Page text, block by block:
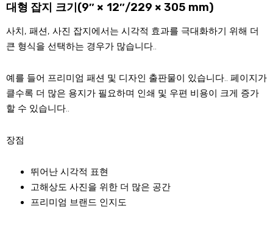
대형 잡지 크기(9″ × 12″/229 × 305 mm)
사치, 패션, 사진 잡지에서는 시각적 효과를 극대화하기 위해 더
큰 형식을 선택하는 경우가 많습니다..
예를 들어 프리미엄 패션 및 디자인 출판물이 있습니다.. 페이지가
클수록 더 많은 용지가 필요하며 인쇄 및 우편 비용이 크게 증가
할 수 있습니다..
장점
뛰어난 시각적 표현
고해상도 사진을 위한 더 많은 공간
프리미엄 브랜드 인지도